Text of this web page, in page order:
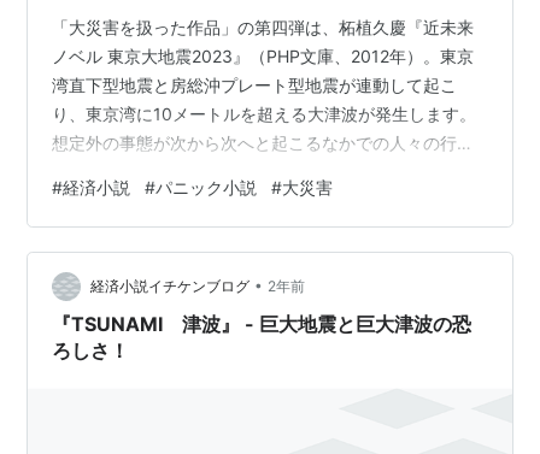
「大災害を扱った作品」の第四弾は、柘植久慶『近未来
ノベル 東京大地震2023』（PHP文庫、2012年）。東京
湾直下型地震と房総沖プレート型地震が連動して起こ
り、東京湾に10メートルを超える大津波が発生します。
想定外の事態が次から次へと起こるなかでの人々の行動
おける多くの人たちの悪戦苦闘が描かれています。 [おも
しろさ] 人々の狼狽と恐怖 本書の特色は、東京を中心と
した「多くの地域で非常に多くの人たち」を登場させ、
彼らが直面する大地震・大津波の恐ろしさ、被害が拡大
していくなかでの人たちの恐怖心・行動を浮き彫りにし
ている点にあります。安楽純・首…
#経済小説 #パニック小説 #大災害
経済小説イチケンブログ • 2年前
『TSUNAMI 津波』 - 巨大地震と巨大津波の恐
ろしさ！